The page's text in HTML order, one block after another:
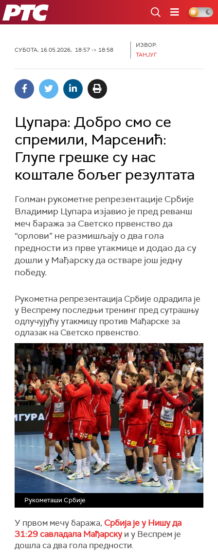
РТС
СУБОТА, 16.05.2026, 18:57 -> 18:58
ИЗВОР:
ТАНЈУГ
Цупара: Добро смо се
спремили, Марсенић:
Глупе грешке су нас
коштале бољег резултата
Голман рукометне репрезентације Србије
Владимир Цупара изјавио је пред реванш
меч баража за Светско првенство да
“орлови” не размишљају о два гола
предности из прве утакмице и додао да су
дошли у Мађарску да остваре још једну
победу.
Рукометна репрезентација Србије одрадила је
у Веспрему последњи тренинг пред сутрашњу
одлучујућу утакмицу против Мађарске за
одлазак на Светско првенство.
Рукометаши Србије
У првом мечу баража, Србија је у Нишу да
31:29 савладала Мађарскуи у Веспрем је
дошла са два гола предности.